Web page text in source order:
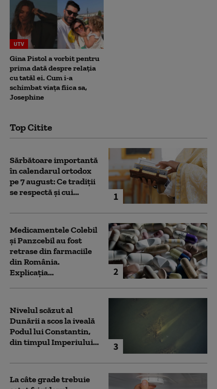
UTV
Gina Pistol a vorbit pentru
prima dată despre relația
cu tatăl ei. Cum i-a
schimbat viața fiica sa,
Josephine
Top Citite
1
Sărbătoare importantă
în calendarul ortodox
pe 7 august: Ce tradiții
se respectă și cui...
2
Medicamentele Colebil
și Panzcebil au fost
retrase din farmaciile
din România.
Explicația...
3
Nivelul scăzut al
Dunării a scos la iveală
Podul lui Constantin,
din timpul Imperiului...
La câte grade trebuie